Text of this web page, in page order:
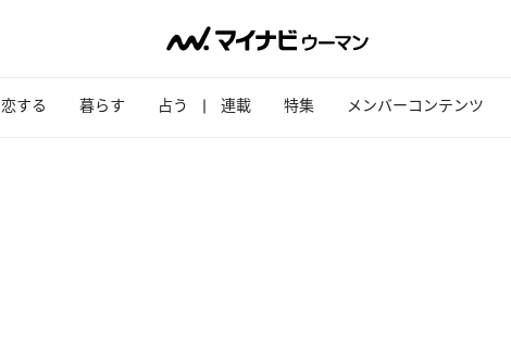
恋する 暮らす 占う 連載 特集 メンバーコンテンツ